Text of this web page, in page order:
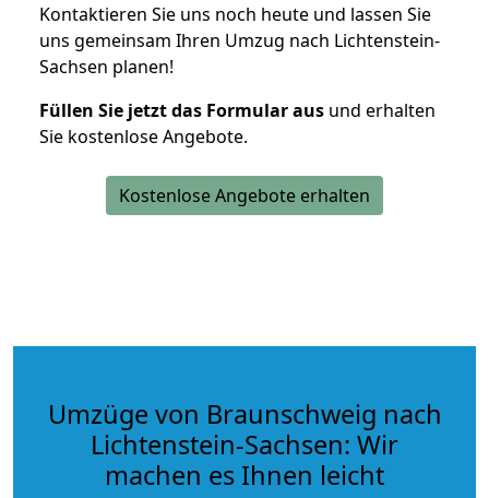
Kontaktieren Sie uns noch heute und lassen Sie
uns gemeinsam Ihren Umzug nach Lichtenstein-
Sachsen planen!
Füllen Sie jetzt das Formular aus und erhalten
Sie kostenlose Angebote.
Kostenlose Angebote erhalten
Umzüge von Braunschweig nach
Lichtenstein-Sachsen: Wir
machen es Ihnen leicht